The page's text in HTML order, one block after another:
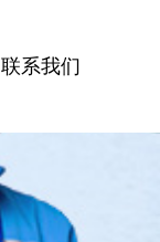
联系我们